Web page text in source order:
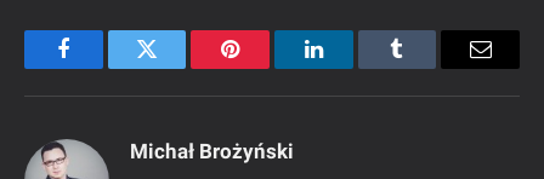
FacebookTwitter Pinterest LinkedInTumblr Email
Michał Brożyński